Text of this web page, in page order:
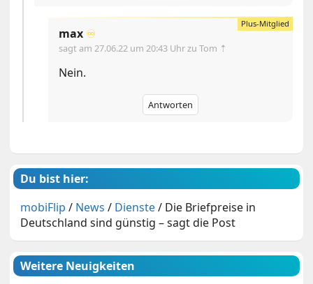
max ♾️
sagt am27.06.22 um 20:43 Uhrzu Tom ⇡
Nein.
Antworten
Du bist hier:
mobiFlip / News / Dienste/ Die Briefpreise in
Deutschland sind günstig – sagt die Post
Weitere Neuigkeiten